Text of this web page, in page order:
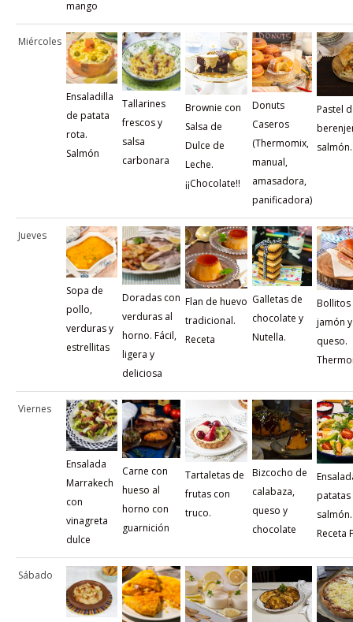
mango
Miércoles
Ensaladilla
de patata
rota.
Salmón
Tallarines
frescos y
salsa
carbonara
Brownie con
Salsa de
Dulce de
Leche.
¡¡Chocolate!!
Donuts
Caseros
(Thermomix,
manual,
amasadora,
panificadora)
Pastel
Jueves
Sopa de
pollo,
verduras y
estrellitas
Doradas con
verduras al
horno. Fácil,
ligera y
deliciosa
Flan de huevo
tradicional.
Receta
Galletas de
chocolate y
Nutella.
Bollitos
jamón y
queso.
Viernes
Ensalada
Marrakech
con
vinagreta
dulce
Carne con
hueso al
horno con
guarnición
Tartaletas de
frutas con
truco.
Bizcocho de
calabaza,
queso y
chocolate
patatas
salmón.
Receta
Sábado